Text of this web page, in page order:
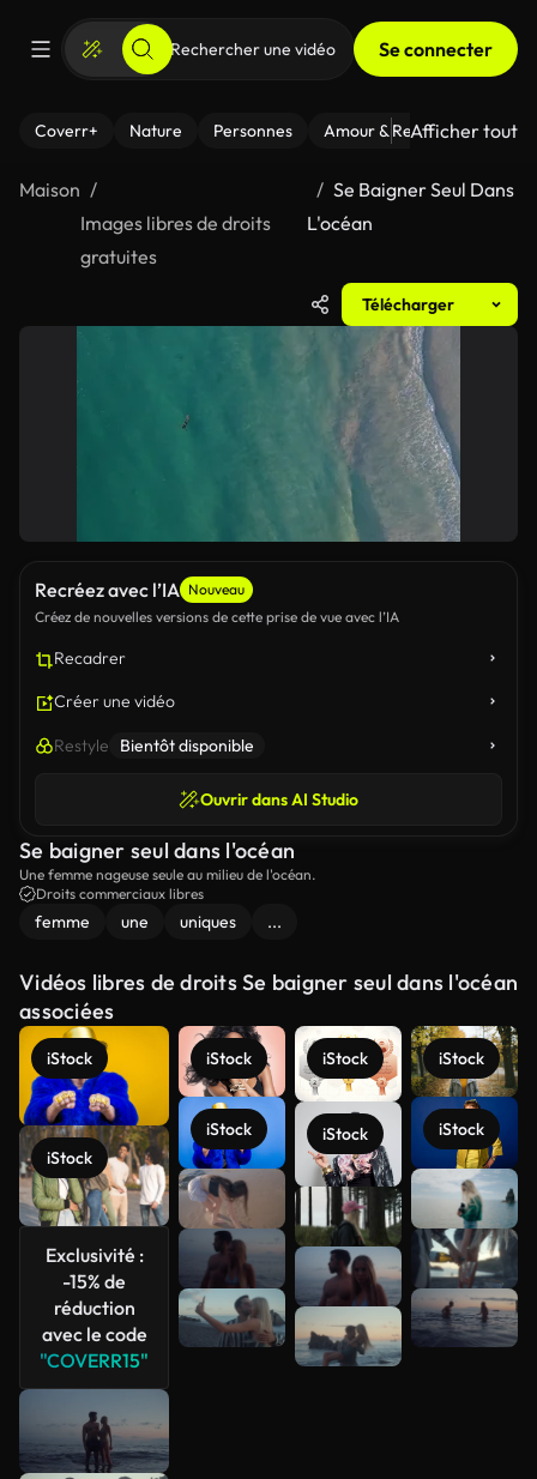
Se connecter
Coverr+ Nature Personnes Amour & Relations Le
Afficher tout
Maison
Images libres de droits
gratuites
Se Baigner Seul Dans
L'océan
Télécharger
Recréez avec l’IA Nouveau
Créez de nouvelles versions de cette prise de vue avec l’IA
Recadrer
Créer une vidéo
Restyle Bientôt disponible
Ouvrir dans AI Studio
Se baigner seul dans l'océan
Une femme nageuse seule au milieu de l'océan.
Droits commerciaux libres
femme une uniques ...
Vidéos libres de droits Se baigner seul dans l'océan
associées
iStock
iStock
Exclusivité :
-15% de
réduction
avec le code
"COVERR15"
iStock
iStock
iStock
iStock
iStock
iStock
Voir plus